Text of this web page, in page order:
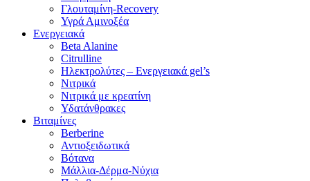
Γλουταμίνη-Recovery
Υγρά Αμινοξέα
Ενεργειακά
Beta Alanine
Citrulline
Ηλεκτρολύτες – Ενεργειακά gel’s
Νιτρικά
Νιτρικά με κρεατίνη
Υδατάνθρακες
Βιταμίνες
Berberine
Αντιοξειδωτικά
Βότανα
Μάλλια-Δέρμα-Νύχια